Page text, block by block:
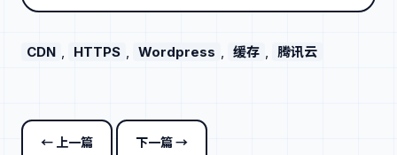
CDN HTTPS Wordpress 缓存 腾讯云
← 上一篇 下一篇 →